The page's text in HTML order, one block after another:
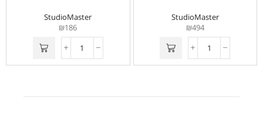
StudioMaster
₪494
StudioMaster
₪186